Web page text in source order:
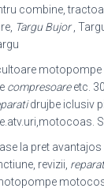
combine,
Targu Bujor,
compresoareetc.
drujbe iclusiv
la pret avantajos
revizii,